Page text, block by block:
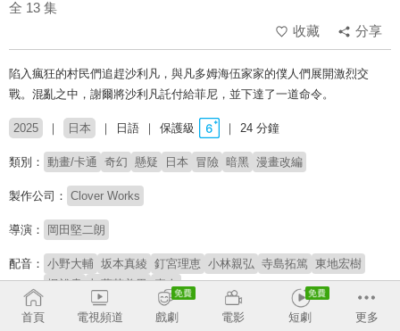
全 13 集
收藏
分享
陷入瘋狂的村民們追趕沙利凡，與凡多姆海伍家家的僕人們展開激烈交
戰。混亂之中，謝爾將沙利凡託付給菲尼，並下達了一道命令。
2025 日本 日語 保護級 24 分鐘
類別： 動畫/卡通 奇幻 懸疑 日本 冒險 暗黑 漫畫改編
製作公司： Clover Works
導演： 岡田堅二朗
配音： 小野大輔 坂本真綾 釘宮理恵 小林親弘 寺島拓篤 東地宏樹
梶裕貴 加藤英美里 麥人
原著：
首頁 電視頻道 戲劇 電影 短劇 更多